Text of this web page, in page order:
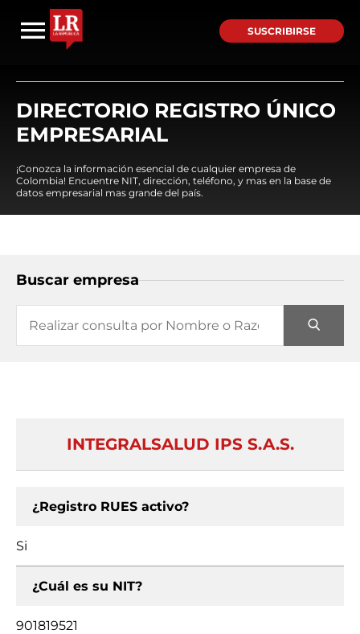
SUSCRIBIRSE
DIRECTORIO REGISTRO ÚNICO
EMPRESARIAL
¡Conozca la información esencial de cualquier empresa de
Colombia! Encuentre NIT, dirección, teléfono, y mas en la base de
datos empresarial mas grande del país.
Buscar empresa
INTEGRALSALUD IPS S.A.S.
¿Registro RUES activo?
Si
¿Cuál es su NIT?
901819521